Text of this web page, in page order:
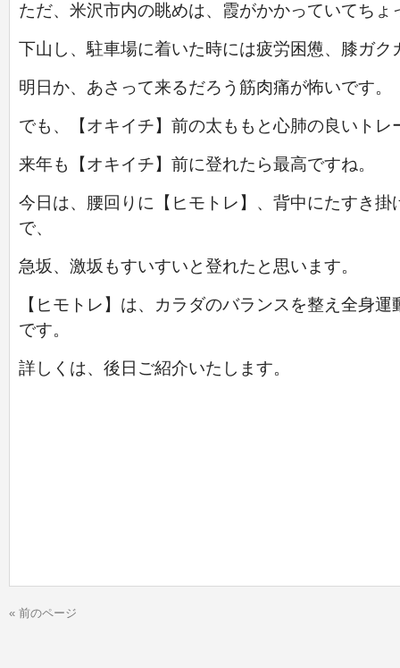
ただ、米沢市内の眺めは、霞がかかっていてちょ
下山し、駐車場に着いた時には疲労困憊、膝ガク
明日か、あさって来るだろう筋肉痛が怖いです。
でも、【オキイチ】前の太ももと心肺の良いトレ
来年も【オキイチ】前に登れたら最高ですね。
今日は、腰回りに【ヒモトレ】、背中にたすき
で、
急坂、激坂もすいすいと登れたと思います。
【ヒモトレ】は、カラダのバランスを整え全身
です。
詳しくは、後日ご紹介いたします。
« 前のページ